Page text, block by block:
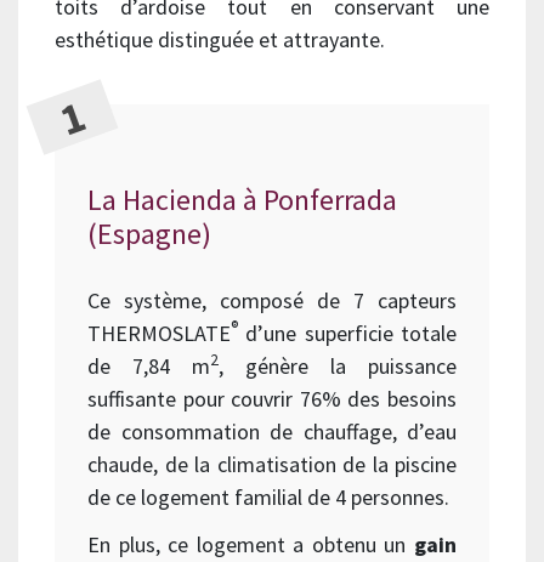
toits d’ardoise tout en conservant une
esthétique distinguée et attrayante.
La Hacienda à Ponferrada
(Espagne)
Ce système, composé de 7 capteurs
THERMOSLATE® d’une superficie totale
de 7,84 m2, génère la puissance
suffisante pour couvrir 76% des besoins
de consommation de chauffage, d’eau
chaude, de la climatisation de la piscine
de ce logement familial de 4 personnes.
En plus, ce logement a obtenu un gain